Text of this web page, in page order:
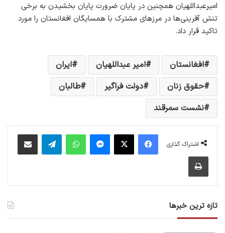
‌‎امیرعبداللهیان همچنین در پایان ضرورت پایان بخشیدن به برخی
تنش آفرینی‌ها در مرزهای مشترک با همسایگان افغانستان را مورد
تاکید قرار داد.
افغانستان امیر عبداللهیان
ایران
حقوق زنان
دولت فراگیر
طالبان
نشست سمرقند
اشتراک گذاری
فیس بوک X پیام رسان واتس آپ تلگرام اشتراک گذاری از طریق ایمیل
چاپ
تازه ترین خبرها